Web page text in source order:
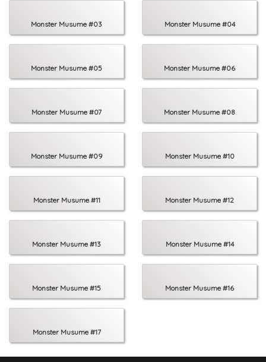
Monster Musume #03 Monster Musume #04
Monster Musume #05 Monster Musume #06
Monster Musume #07 Monster Musume #08
Monster Musume #09 Monster Musume #10
Monster Musume #11 Monster Musume #12
Monster Musume #13 Monster Musume #14
Monster Musume #15 Monster Musume #16
Monster Musume #17